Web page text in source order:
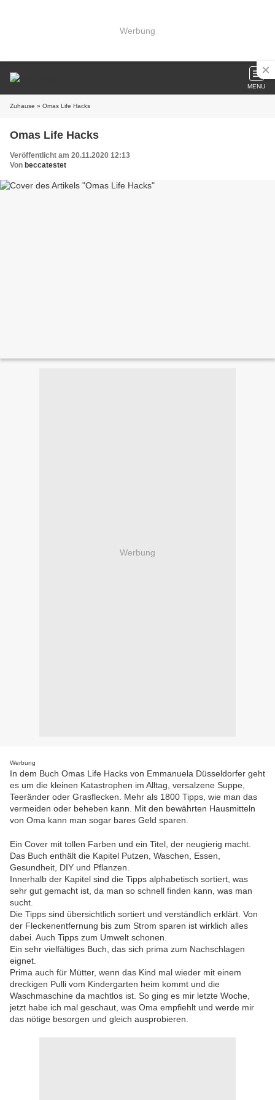
Werbung
MENU
Zuhause » Omas Life Hacks
Omas Life Hacks
Veröffentlicht am 20.11.2020 12:13
Von beccatestet
Werbung
Werbung
In dem Buch Omas Life Hacks von Emmanuela Düsseldorfer geht
es um die kleinen Katastrophen im Alltag, versalzene Suppe,
Teeränder oder Grasflecken. Mehr als 1800 Tipps, wie man das
vermeiden oder beheben kann. Mit den bewährten Hausmitteln
von Oma kann man sogar bares Geld sparen.
Ein Cover mit tollen Farben und ein Titel, der neugierig macht.
Das Buch enthält die Kapitel Putzen, Waschen, Essen,
Gesundheit, DIY und Pflanzen.
Innerhalb der Kapitel sind die Tipps alphabetisch sortiert, was
sehr gut gemacht ist, da man so schnell finden kann, was man
sucht.
Die Tipps sind übersichtlich sortiert und verständlich erklärt. Von
der Fleckenentfernung bis zum Strom sparen ist wirklich alles
dabei. Auch Tipps zum Umwelt schonen.
Ein sehr vielfältiges Buch, das sich prima zum Nachschlagen
eignet.
Prima auch für Mütter, wenn das Kind mal wieder mit einem
dreckigen Pulli vom Kindergarten heim kommt und die
Waschmaschine da machtlos ist. So ging es mir letzte Woche,
jetzt habe ich mal geschaut, was Oma empfiehlt und werde mir
das nötige besorgen und gleich ausprobieren.